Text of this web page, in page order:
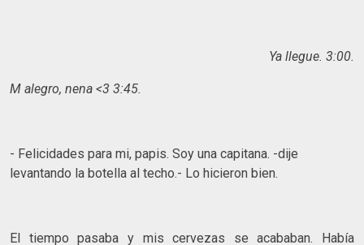
Ya llegue. 3:00.
M alegro, nena <3 3:45.
- Felicidades para mi, papis. Soy una capitana. -dije
levantando la botella al techo.- Lo hicieron bien.
El tiempo pasaba y mis cervezas se acababan. Había